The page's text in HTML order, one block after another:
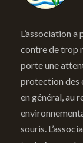
L’association
contre de trop
porte une
protection des
en général, au
souris.